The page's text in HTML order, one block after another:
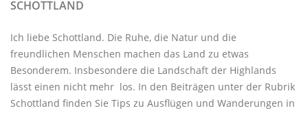
SCHOTTLAND
Ich liebe Schottland. Die Ruhe, die Natur und die
freundlichen Menschen machen das Land zu etwas
Besonderem. Insbesondere die Landschaft der Highlands
lässt einen nicht mehr los. In den Beiträgen unter der Rubrik
Schottland finden Sie Tips zu Ausflügen und Wanderungen in